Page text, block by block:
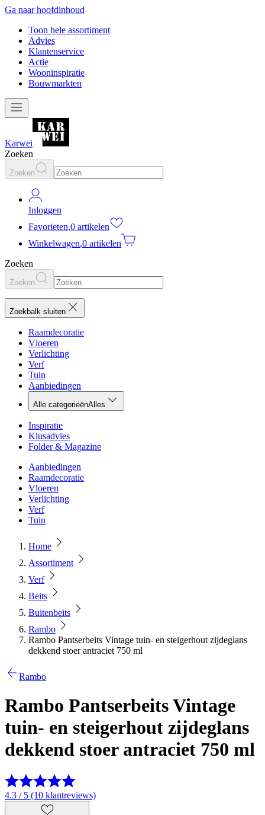
Ga naar hoofdinhoud
Toon hele assortiment
Advies
Klantenservice
Actie
Wooninspiratie
Bouwmarkten
Karwei
Zoeken
Zoeken
Inloggen
Favorieten,0 artikelen
Winkelwagen,0 artikelen
Zoeken
Zoeken
Zoekbalk sluiten
Raamdecoratie
Vloeren
Verlichting
Verf
Tuin
Aanbiedingen
Alle categorieënAlles
Inspiratie
Klusadvies
Folder & Magazine
Aanbiedingen
Raamdecoratie
Vloeren
Verlichting
Verf
Tuin
Home
Assortiment
Verf
Beits
Buitenbeits
Rambo
Rambo Pantserbeits Vintage tuin- en steigerhout zijdeglans
dekkend stoer antraciet 750 ml
Rambo
Rambo Pantserbeits Vintage
tuin- en steigerhout zijdeglans
dekkend stoer antraciet 750 ml
4.3 / 5 (10 klantreviews)